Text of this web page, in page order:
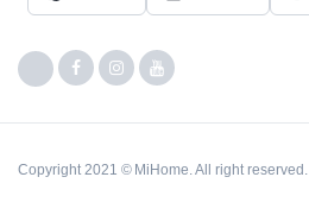
Copyright 2021 © MiHome. All right reserved.